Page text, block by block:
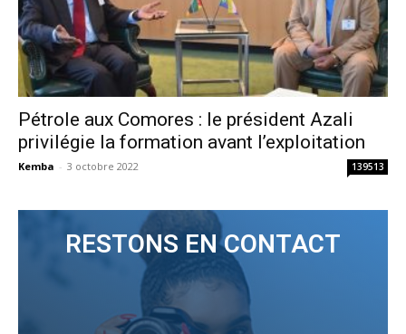
Pétrole aux Comores : le président Azali
privilégie la formation avant l’exploitation
Kemba - 3 octobre 2022 139513
RESTONS EN CONTACT